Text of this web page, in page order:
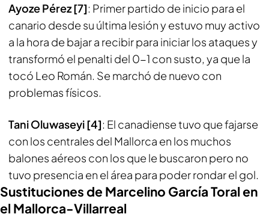
Ayoze Pérez [7]: Primer partido de inicio para el
canario desde su última lesión y estuvo muy activo
a la hora de bajar a recibir para iniciar los ataques y
transformó el penalti del 0-1 con susto, ya que la
tocó Leo Román. Se marchó de nuevo con
problemas físicos.
Tani Oluwaseyi [4]: El canadiense tuvo que fajarse
con los centrales del Mallorca en los muchos
balones aéreos con los que le buscaron pero no
tuvo presencia en el área para poder rondar el gol.
Sustituciones de Marcelino García Toral en
el Mallorca-Villarreal